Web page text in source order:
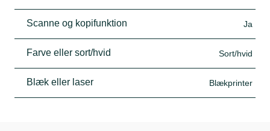
Scanne og kopifunktion Ja
Farve eller sort/hvid Sort/hvid
Blæk eller laser Blækprinter